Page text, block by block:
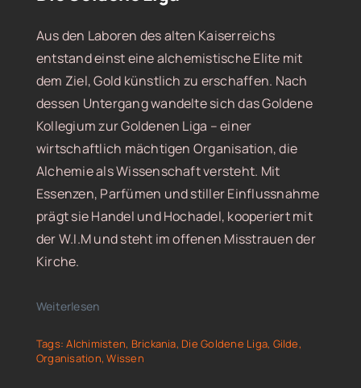
Aus den Laboren des alten Kaiserreichs
entstand einst eine alchemistische Elite mit
dem Ziel, Gold künstlich zu erschaffen. Nach
dessen Untergang wandelte sich das Goldene
Kollegium zur Goldenen Liga – einer
wirtschaftlich mächtigen Organisation, die
Alchemie als Wissenschaft versteht. Mit
Essenzen, Parfümen und stiller Einflussnahme
prägt sie Handel und Hochadel, kooperiert mit
der W.I.M und steht im offenen Misstrauen der
Kirche.
Weiterlesen
Tags:Alchimisten, Brickania, Die Goldene Liga, Gilde,
Organisation,Wissen